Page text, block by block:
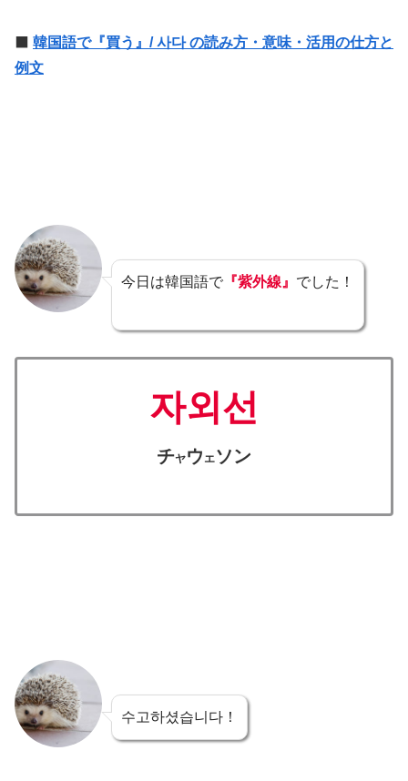
韓国語で『買う』/ 사다 の読み方・意味・活用の仕方と
例文
今日は韓国語で 『紫外線』 でした！
자외선
チヤウ エソン
수고하셨습니다！